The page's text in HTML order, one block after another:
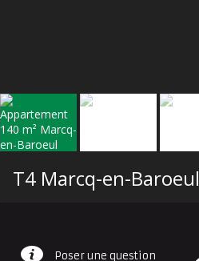
T4 Marcq-en-Baroeul
Poser une question